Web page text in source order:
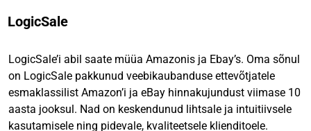
LogicSale
LogicSale’i abil saate müüa Amazonis ja Ebay’s. Oma sõnul
on LogicSale pakkunud veebikaubanduse ettevõtjatele
esmaklassilist Amazon’i ja eBay hinnakujundust viimase 10
aasta jooksul. Nad on keskendunud lihtsale ja intuitiivsele
kasutamisele ning pidevale, kvaliteetsele klienditoele.